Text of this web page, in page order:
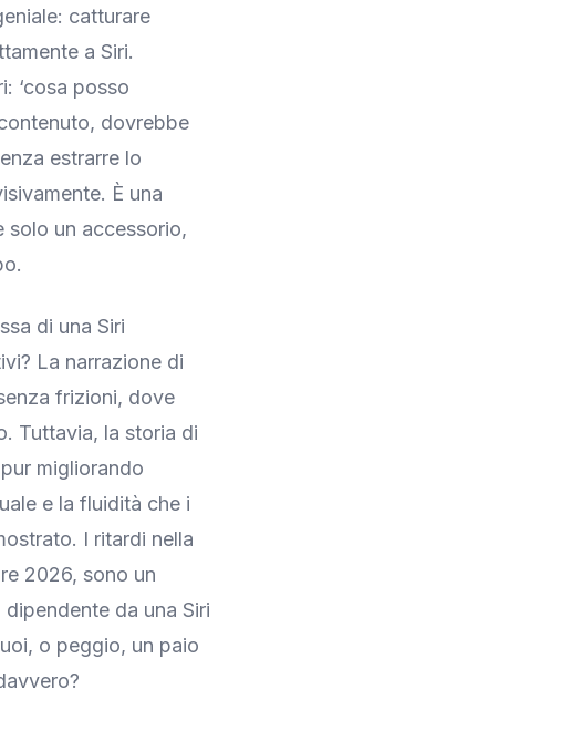
catturare
a Siri.
‘cosa posso
dovrebbe
estrarre lo
È una
solo un accessorio,
di una Siri
La narrazione di
frizioni, dove
Tuttavia, la storia di
migliorando
e la fluidità che i
I ritardi nella
2026, sono un
da una Siri
o peggio, un paio